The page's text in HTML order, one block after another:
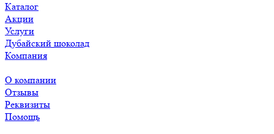
Каталог
Акции
Услуги
Дубайский шоколад
Компания
О компании
Отзывы
Реквизиты
Помощь